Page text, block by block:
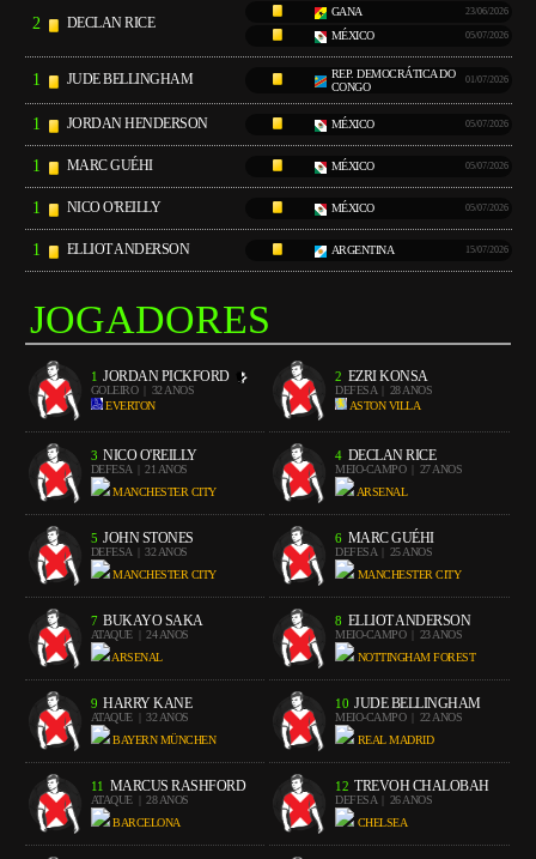
2 DECLAN RICE
GANA 23/06/2026
MÉXICO 05/07/2026
1 JUDE BELLINGHAM
REP. DEMOCRÁTICA DO
CONGO
01/07/2026
1 JORDAN HENDERSON MÉXICO 05/07/2026
1 MARC GUÉHI MÉXICO 05/07/2026
1 NICO O'REILLY MÉXICO 05/07/2026
1 ELLIOT ANDERSON ARGENTINA 15/07/2026
JOGADORES
1 JORDAN PICKFORD
GOLEIRO
| 32 ANOS
EVERTON
2 EZRI KONSA
DEFESA
| 28 ANOS
ASTON VILLA
3 NICO O'REILLY
DEFESA
| 21 ANOS
MANCHESTER CITY
4 DECLAN RICE
MEIO-CAMPO
| 27 ANOS
ARSENAL
5 JOHN STONES
DEFESA
| 32 ANOS
MANCHESTER CITY
6 MARC GUÉHI
DEFESA
| 25 ANOS
MANCHESTER CITY
7 BUKAYO SAKA
ATAQUE
| 24 ANOS
ARSENAL
8 ELLIOT ANDERSON
MEIO-CAMPO
| 23 ANOS
NOTTINGHAM FOREST
9 HARRY KANE
ATAQUE
| 32 ANOS
BAYERN MÜNCHEN
10 JUDE BELLINGHAM
MEIO-CAMPO
| 22 ANOS
REAL MADRID
11 MARCUS RASHFORD
ATAQUE
| 28 ANOS
BARCELONA
12 TREVOH CHALOBAH
DEFESA
| 26 ANOS
CHELSEA